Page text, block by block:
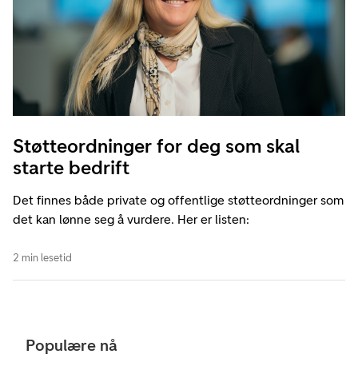
Støtteordninger for deg som skal
starte bedrift
Det finnes både private og offentlige støtteordninger som
det kan lønne seg å vurdere. Her er listen:
2 min lesetid
Populære nå